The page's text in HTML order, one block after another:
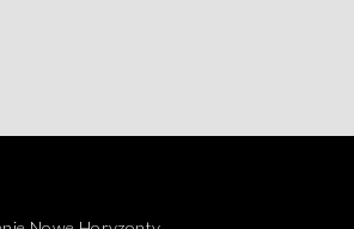
ze wszystkich aplikacji Serwisu może być